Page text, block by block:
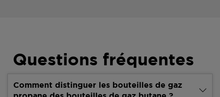
Questions fréquentes
Comment distinguer les bouteilles de gaz